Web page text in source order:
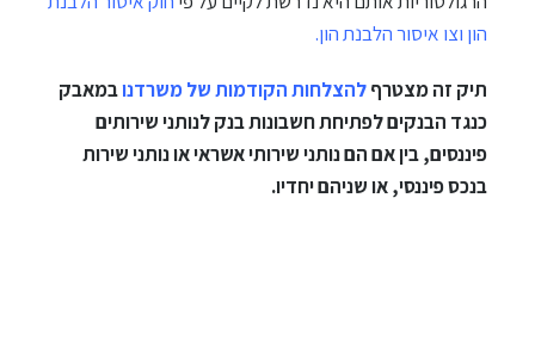
הון וצו איסור הלבנת הון.
תיק זה מצטרףלהצלחות הקודמות של משרדנובמאבק
כנגד הבנקים לפתיחת חשבונות בנק לנותני שירותים
פיננסים, בין אם הם נותני שירותי אשראי או נותני שירות
בנכס פיננסי, או שניהם יחדיו.